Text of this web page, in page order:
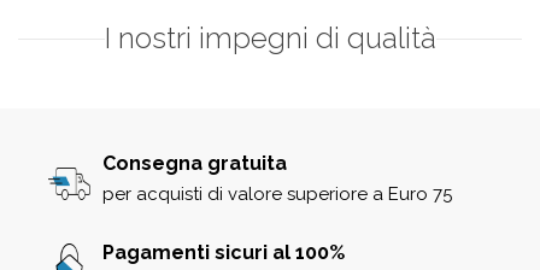
I nostri impegni di qualità
Consegna gratuita
per acquisti di valore superiore a Euro 75
Pagamenti sicuri al 100%